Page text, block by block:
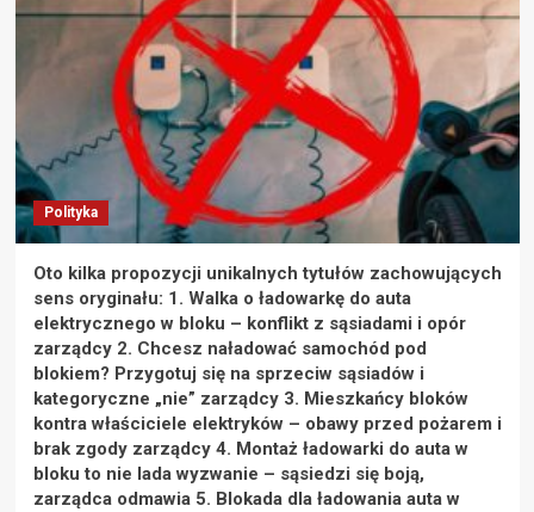
Polityka
Oto kilka propozycji unikalnych tytułów zachowujących
sens oryginału: 1. Walka o ładowarkę do auta
elektrycznego w bloku – konflikt z sąsiadami i opór
zarządcy 2. Chcesz naładować samochód pod
blokiem? Przygotuj się na sprzeciw sąsiadów i
kategoryczne „nie” zarządcy 3. Mieszkańcy bloków
kontra właściciele elektryków – obawy przed pożarem i
brak zgody zarządcy 4. Montaż ładowarki do auta w
bloku to nie lada wyzwanie – sąsiedzi się boją,
zarządca odmawia 5. Blokada dla ładowania auta w